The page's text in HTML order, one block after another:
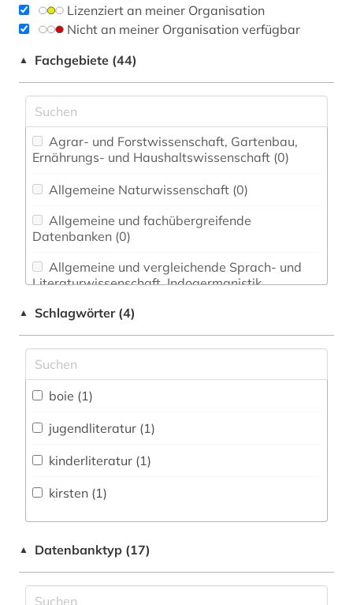
Lizenziert an meiner Organisation
Nicht an meiner Organisation verfügbar
▲ Fachgebiete (44)
Ernährungs- und Haushaltswissenschaft (0)
Allgemeine Naturwissenschaft (0)
Datenbanken (0)
Literaturwissenschaft. Indogermanistik.
Anglistik. Amerikanistik (0)
Chemie und Pharmazie (0)
Elektrotechnik, Elektronik, Nachrichtentechnik
(0)
▲ Schlagwörter (4)
boie (1)
jugendliteratur (1)
kinderliteratur (1)
kirsten (1)
▲ Datenbanktyp (17)